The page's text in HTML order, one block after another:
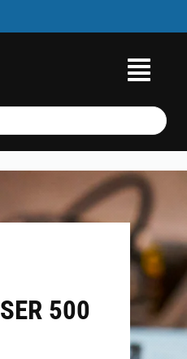
500